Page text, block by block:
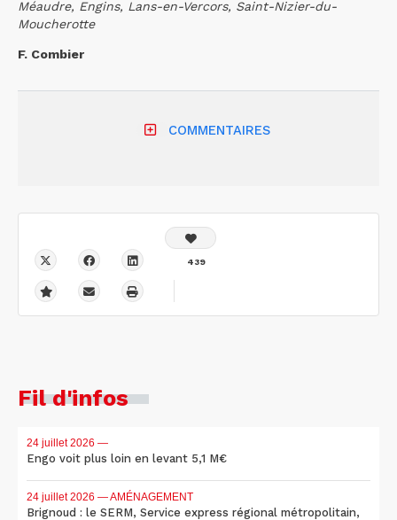
Méaudre, Engins, Lans-en-Vercors, Saint-Nizier-du-
Moucherotte
F. Combier
COMMENTAIRES
439
Fil d'infos
24 juillet 2026 —
Engo voit plus loin en levant 5,1 M€
24 juillet 2026 — AMÉNAGEMENT
Brignoud : le SERM, Service express régional métropolitain,